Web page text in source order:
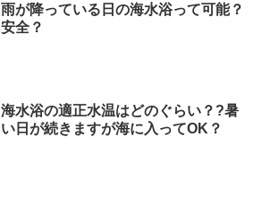
雨が降っている日の海水浴って可能？
安全？
海水浴の適正水温はどのぐらい？?暑
い日が続きますが海に入ってOK？